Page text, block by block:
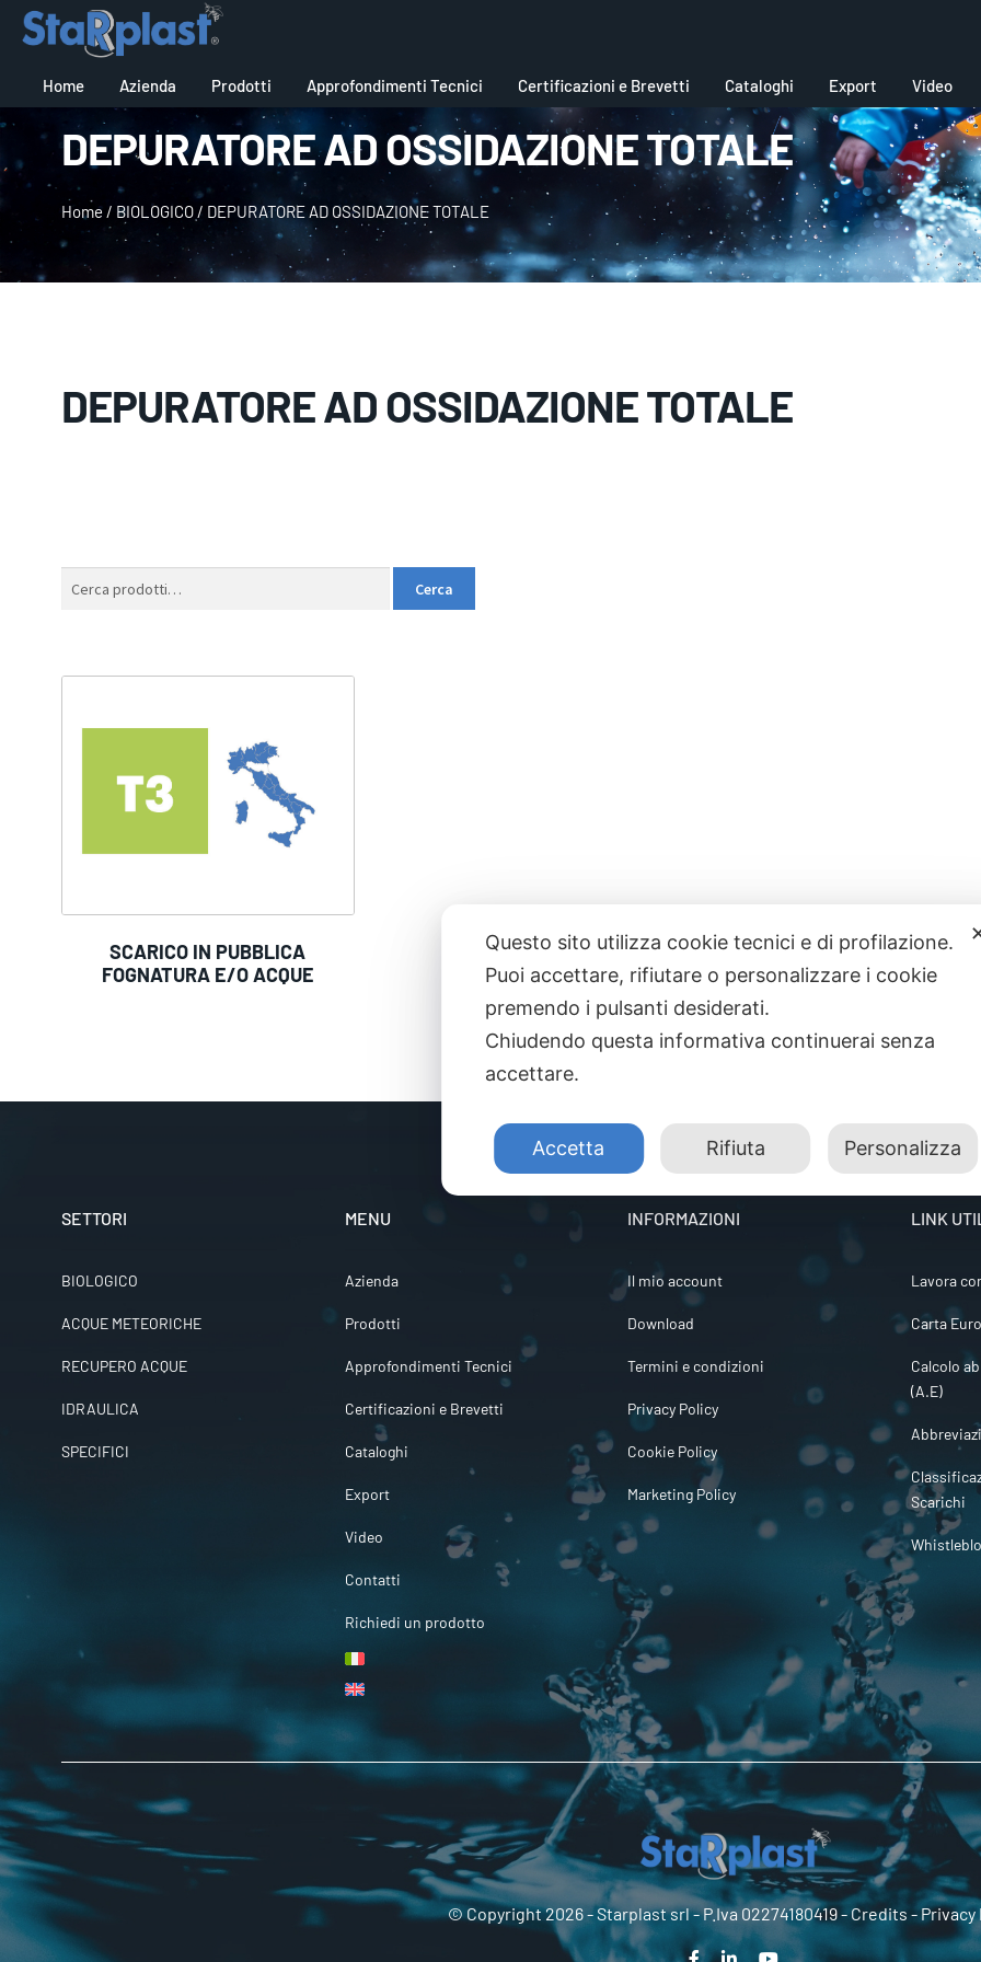
Home Azienda Prodotti Approfondimenti Tecnici Certificazioni e Brevetti Cataloghi Export Video
DEPURATORE AD OSSIDAZIONE TOTALE
Home / BIOLOGICO/ DEPURATORE AD OSSIDAZIONE TOTALE
DEPURATORE AD OSSIDAZIONE TOTALE
Cerca
SCARICO IN PUBBLICA
FOGNATURA E/O ACQUE
SETTORI
BIOLOGICO
ACQUE METEORICHE
RECUPERO ACQUE
IDRAULICA
SPECIFICI
MENU
Azienda
Prodotti
Approfondimenti Tecnici
Certificazioni e Brevetti
Cataloghi
Export
Video
Contatti
Richiedi un prodotto
INFORMAZIONI
Il mio account
Download
Termini e condizioni
Privacy Policy
Cookie Policy
Marketing Policy
LINK
Lavora
Carta
Calcolo
(A.E)
Scarichi
© Copyright 2026 -Starplast srl- P.Iva 02274180419 - Credits -Privacy
Questo sito utilizza cookie tecnici e di profilazione.
Puoi accettare, rifiutare o personalizzare i cookie
premendo i pulsanti desiderati.
Chiudendo questa informativa continuerai senza
accettare.
Accetta Rifiuta Personalizza